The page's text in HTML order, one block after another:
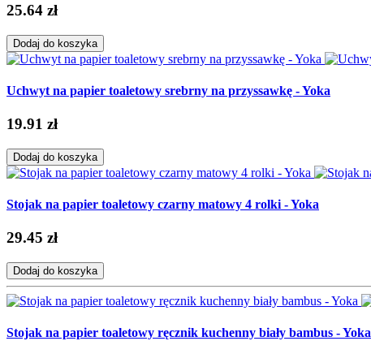
25.64 zł
Dodaj do koszyka
Uchwyt na papier toaletowy srebrny na przyssawkę - Yoka
19.91 zł
Dodaj do koszyka
Stojak na papier toaletowy czarny matowy 4 rolki - Yoka
29.45 zł
Dodaj do koszyka
Stojak na papier toaletowy ręcznik kuchenny biały bambus - Yoka